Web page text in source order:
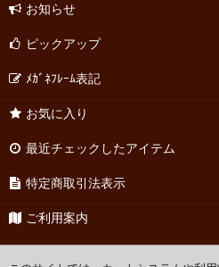
お知らせ
ピックアップ
ﾒｶﾞﾈﾌﾚｰﾑ表記
お気に入り
最近チェックしたアイテム
特定商取引法表示
ご利用案内